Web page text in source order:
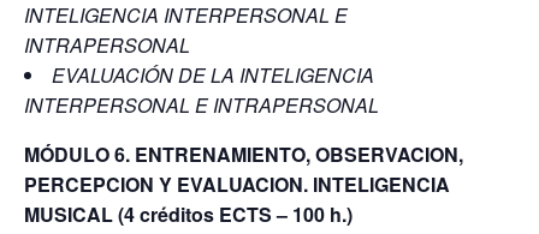
INTELIGENCIA INTERPERSONAL E
INTRAPERSONAL
EVALUACIÓN DE LA INTELIGENCIA
INTERPERSONAL E INTRAPERSONAL
MÓDULO 6. ENTRENAMIENTO, OBSERVACION,
PERCEPCION Y EVALUACION. INTELIGENCIA
MUSICAL(4 créditos ECTS – 100 h.)